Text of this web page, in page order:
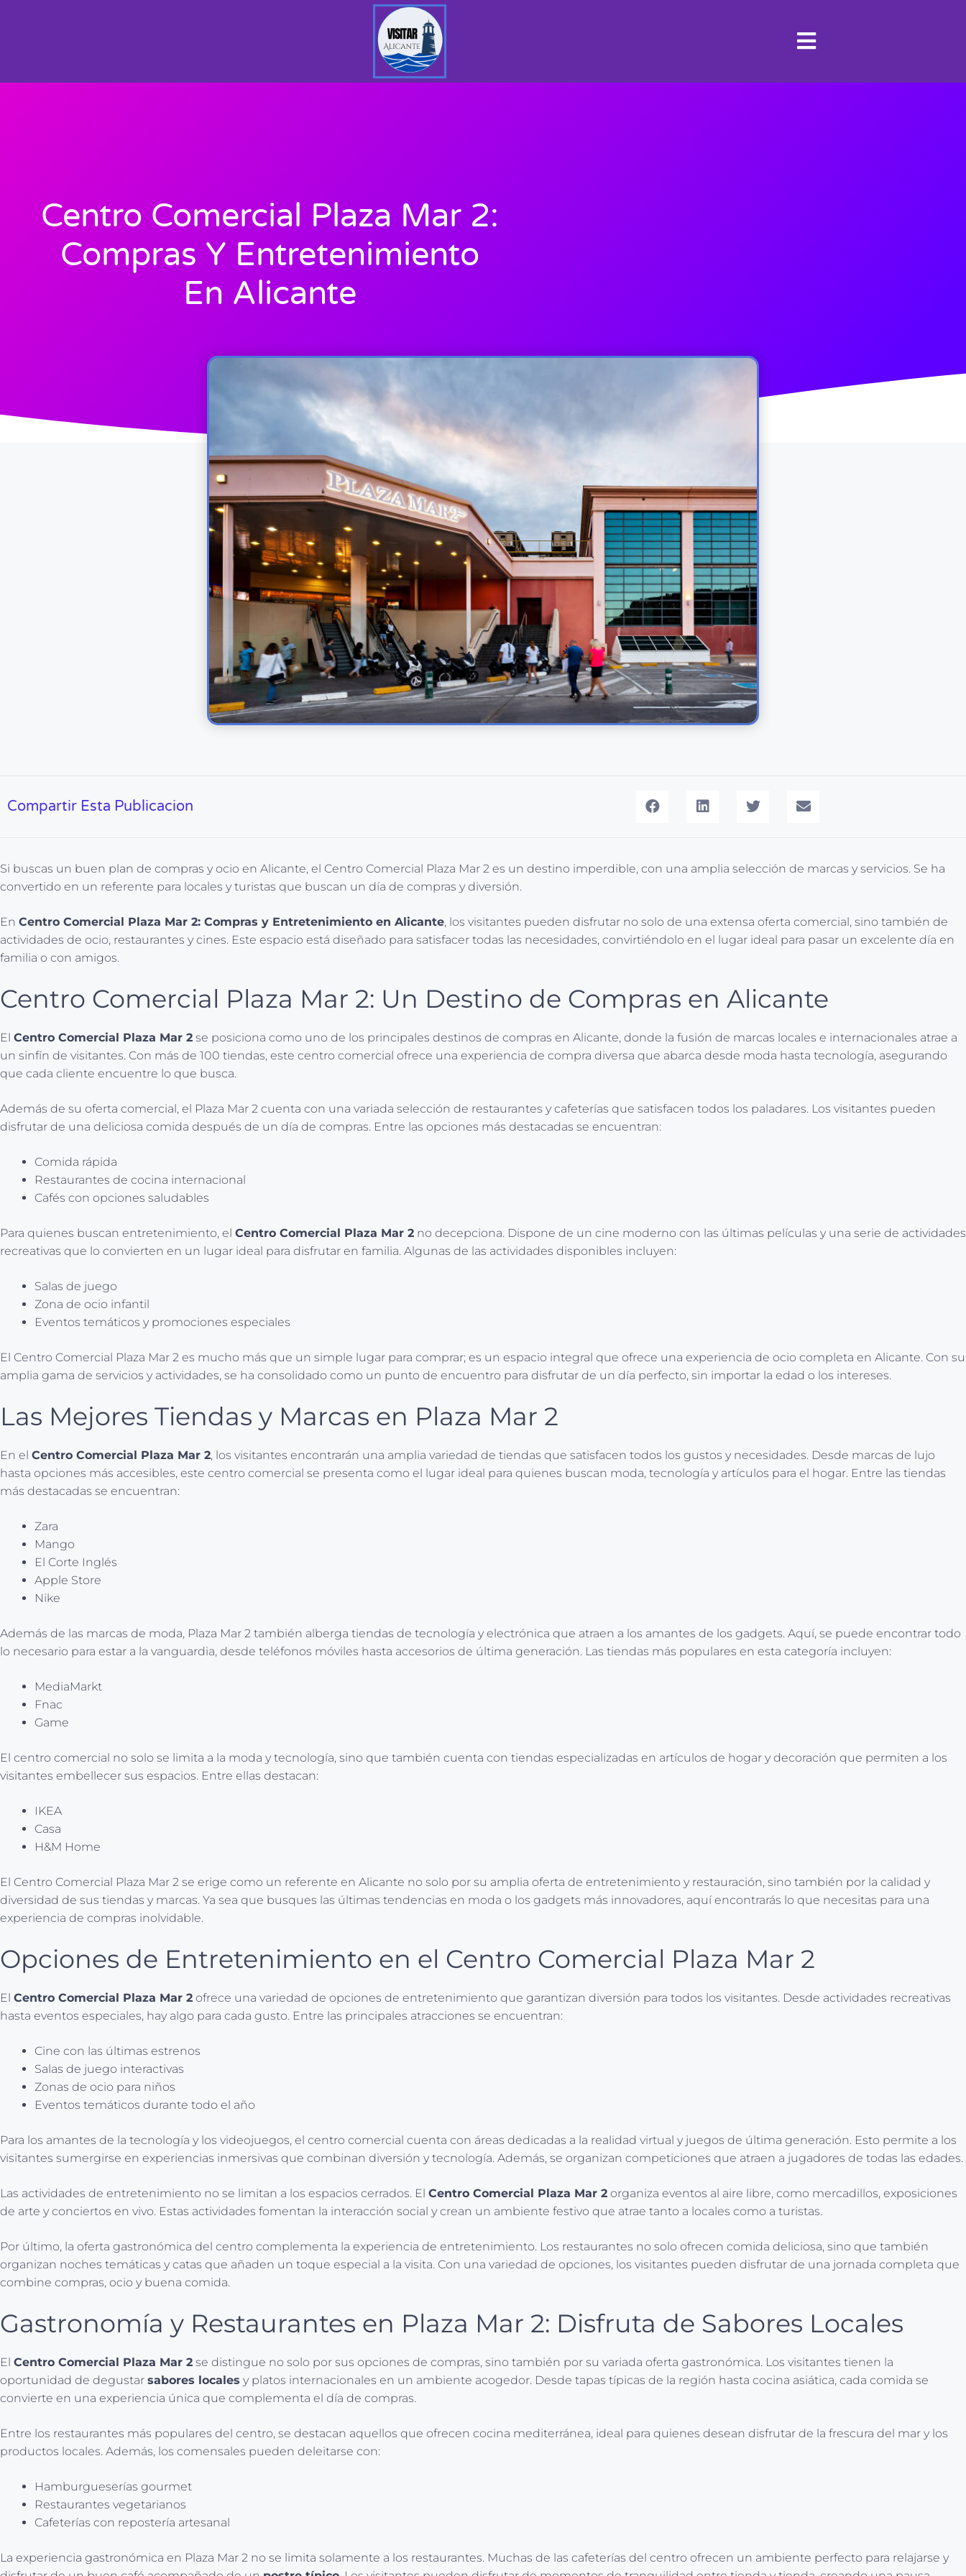
Centro Comercial Plaza Mar 2:
Compras Y Entretenimiento
En Alicante
Compartir Esta Publicacion
Si buscas un buen plan de compras y ocio en Alicante, el Centro Comercial Plaza Mar 2 es un destino imperdible, con una amplia selección de marcas y servicios. Se ha
convertido en un referente para locales y turistas que buscan un día de compras y diversión.
En Centro Comercial Plaza Mar 2: Compras y Entretenimiento en Alicante, los visitantes pueden disfrutar no solo de una extensa oferta comercial, sino también de
actividades de ocio, restaurantes y cines. Este espacio está diseñado para satisfacer todas las necesidades, convirtiéndolo en el lugar ideal para pasar un excelente día en
familia o con amigos.
Centro Comercial Plaza Mar 2: Un Destino de Compras en Alicante
El Centro Comercial Plaza Mar 2 se posiciona como uno de los principales destinos de compras en Alicante, donde la fusión de marcas locales e internacionales atrae a
un sinfín de visitantes. Con más de 100 tiendas, este centro comercial ofrece una experiencia de compra diversa que abarca desde moda hasta tecnología, asegurando
que cada cliente encuentre lo que busca.
Además de su oferta comercial, el Plaza Mar 2 cuenta con una variada selección de restaurantes y cafeterías que satisfacen todos los paladares. Los visitantes pueden
disfrutar de una deliciosa comida después de un día de compras. Entre las opciones más destacadas se encuentran:
Comida rápida
Restaurantes de cocina internacional
Cafés con opciones saludables
Para quienes buscan entretenimiento, el Centro Comercial Plaza Mar 2 no decepciona. Dispone de un cine moderno con las últimas películas y una serie de actividades
recreativas que lo convierten en un lugar ideal para disfrutar en familia. Algunas de las actividades disponibles incluyen:
Salas de juego
Zona de ocio infantil
Eventos temáticos y promociones especiales
El Centro Comercial Plaza Mar 2 es mucho más que un simple lugar para comprar; es un espacio integral que ofrece una experiencia de ocio completa en Alicante. Con su
amplia gama de servicios y actividades, se ha consolidado como un punto de encuentro para disfrutar de un día perfecto, sin importar la edad o los intereses.
Las Mejores Tiendas y Marcas en Plaza Mar 2
En el Centro Comercial Plaza Mar 2, los visitantes encontrarán una amplia variedad de tiendas que satisfacen todos los gustos y necesidades. Desde marcas de lujo
hasta opciones más accesibles, este centro comercial se presenta como el lugar ideal para quienes buscan moda, tecnología y artículos para el hogar. Entre las tiendas
más destacadas se encuentran:
Zara
Mango
El Corte Inglés
Apple Store
Nike
Además de las marcas de moda, Plaza Mar 2 también alberga tiendas de tecnología y electrónica que atraen a los amantes de los gadgets. Aquí, se puede encontrar todo
lo necesario para estar a la vanguardia, desde teléfonos móviles hasta accesorios de última generación. Las tiendas más populares en esta categoría incluyen:
MediaMarkt
Fnac
Game
El centro comercial no solo se limita a la moda y tecnología, sino que también cuenta con tiendas especializadas en artículos de hogar y decoración que permiten a los
visitantes embellecer sus espacios. Entre ellas destacan:
IKEA
Casa
H&M Home
El Centro Comercial Plaza Mar 2 se erige como un referente en Alicante no solo por su amplia oferta de entretenimiento y restauración, sino también por la calidad y
diversidad de sus tiendas y marcas. Ya sea que busques las últimas tendencias en moda o los gadgets más innovadores, aquí encontrarás lo que necesitas para una
experiencia de compras inolvidable.
Opciones de Entretenimiento en el Centro Comercial Plaza Mar 2
El Centro Comercial Plaza Mar 2 ofrece una variedad de opciones de entretenimiento que garantizan diversión para todos los visitantes. Desde actividades recreativas
hasta eventos especiales, hay algo para cada gusto. Entre las principales atracciones se encuentran:
Cine con las últimas estrenos
Salas de juego interactivas
Zonas de ocio para niños
Eventos temáticos durante todo el año
Para los amantes de la tecnología y los videojuegos, el centro comercial cuenta con áreas dedicadas a la realidad virtual y juegos de última generación. Esto permite a los
visitantes sumergirse en experiencias inmersivas que combinan diversión y tecnología. Además, se organizan competiciones que atraen a jugadores de todas las edades.
Las actividades de entretenimiento no se limitan a los espacios cerrados. El Centro Comercial Plaza Mar 2 organiza eventos al aire libre, como mercadillos, exposiciones
de arte y conciertos en vivo. Estas actividades fomentan la interacción social y crean un ambiente festivo que atrae tanto a locales como a turistas.
Por último, la oferta gastronómica del centro complementa la experiencia de entretenimiento. Los restaurantes no solo ofrecen comida deliciosa, sino que también
organizan noches temáticas y catas que añaden un toque especial a la visita. Con una variedad de opciones, los visitantes pueden disfrutar de una jornada completa que
combine compras, ocio y buena comida.
Gastronomía y Restaurantes en Plaza Mar 2: Disfruta de Sabores Locales
El Centro Comercial Plaza Mar 2 se distingue no solo por sus opciones de compras, sino también por su variada oferta gastronómica. Los visitantes tienen la
oportunidad de degustar sabores locales y platos internacionales en un ambiente acogedor. Desde tapas típicas de la región hasta cocina asiática, cada comida se
convierte en una experiencia única que complementa el día de compras.
Entre los restaurantes más populares del centro, se destacan aquellos que ofrecen cocina mediterránea, ideal para quienes desean disfrutar de la frescura del mar y los
productos locales. Además, los comensales pueden deleitarse con:
Hamburgueserías gourmet
Restaurantes vegetarianos
Cafeterías con repostería artesanal
La experiencia gastronómica en Plaza Mar 2 no se limita solamente a los restaurantes. Muchas de las cafeterías del centro ofrecen un ambiente perfecto para relajarse y